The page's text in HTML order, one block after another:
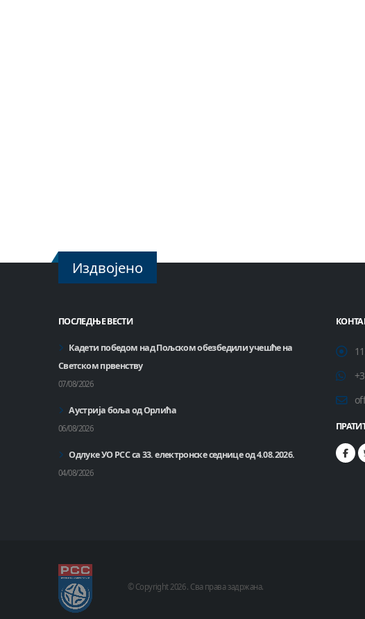
Издвојено
ПОСЛЕДЊЕ ВЕСТИ
Кадети победом над Пољском обезбедили учешће на
Светском првенству
07/08/2026
Аустрија боља од Орлића
06/08/2026
Одлуке УО РСС са 33. електронске седнице од 4.08.2026.
04/08/2026
© Copyright 2026 . Сва права задржана.